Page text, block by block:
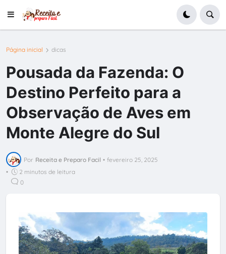
Página inicial dicas
Pousada da Fazenda: O
Destino Perfeito para a
Observação de Aves em
Monte Alegre do Sul
Por Receita e Preparo Facil • fevereiro 25, 2025
•
2 minutos de leitura
0